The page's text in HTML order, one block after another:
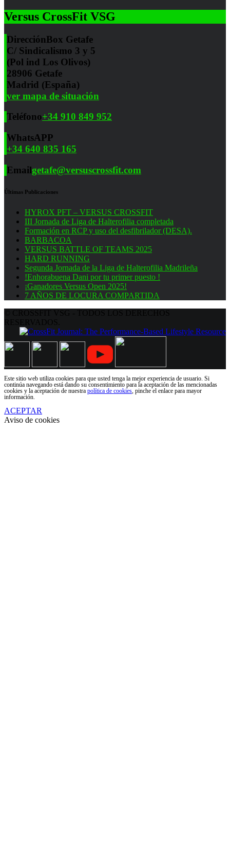
Versus CrossFit VSG
DirecciónBox Getafe
C/ Sindicalismo 3 y 5
(Pol ind Los Olivos)
28906 Getafe
Madrid (España)
ver mapa de situación
Teléfono+34 910 849 952
WhatsAPP
+34 640 835 165
Emailgetafe@versuscrossfit.com
Últimas Publicaciones
HYROX PFT – VERSUS CROSSFIT
III Jornada de Liga de Halterofilia completada
Formación en RCP y uso del desfibrilador (DESA).
BARBACOA
VERSUS BATTLE OF TEAMS 2025
HARD RUNNING
Segunda Jornada de la Liga de Halterofilia Madrileña
!Enhorabuena Dani por tu primer puesto !
¡Ganadores Versus Open 2025!
7 AÑOS DE LOCURA COMPARTIDA
Este sitio web utiliza cookies para que usted tenga la mejor experiencia de usuario. Si
continúa navegando está dando su consentimiento para la aceptación de las mencionadas
cookies y la aceptación de nuestra política de cookies , pinche el enlace para mayor
información.
ACEPTAR
Aviso de cookies